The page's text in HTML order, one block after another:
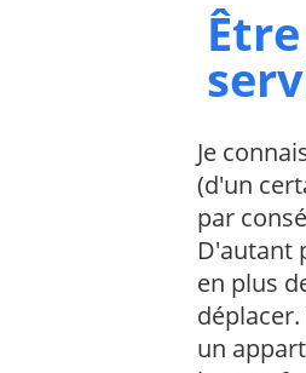
Je
(d'un
par
D'autant
en plus
un